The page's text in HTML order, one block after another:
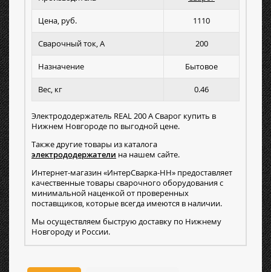
Цена, руб. 1110
Сварочный ток, А 200
Назначение Бытовое
Вес, кг 0.46
Электрододержатель REAL 200 А Сварог купить в
Нижнем Новгороде по выгодной цене.
Также другие товары из каталога
электрододержатели на нашем сайте.
Интернет-магазин «ИнтерСварка-НН» предоставляет
качественные товары сварочного оборудования с
минимальной наценкой от проверенных
поставщиков, которые всегда имеются в наличии.
Мы осуществляем быструю доставку по Нижнему
Новгороду и России.